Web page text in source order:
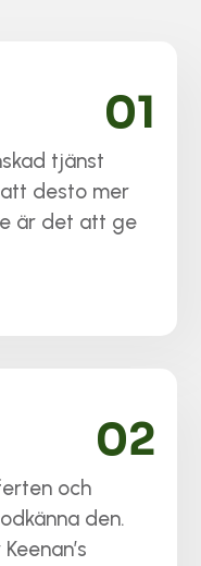
tjänst
att desto mer
är det att ge
01
och
den.
02